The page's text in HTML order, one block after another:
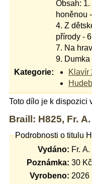
Obsah:
honěnou
4. Z
přírody -
7. Na
9. Dumka
Kategorie:
Klavír
Toto dílo je k dispozici
Braill: H825, Fr.
Podrobnosti o titulu
Vydáno: Fr.
Poznámka: 30 Kč
Vyrobeno: 2026